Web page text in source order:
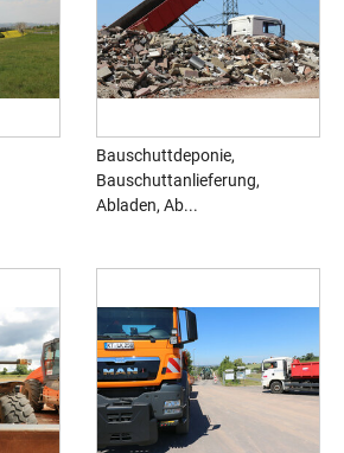
Bauschuttdeponie,
Bauschuttanlieferung,
Abladen, Ab...